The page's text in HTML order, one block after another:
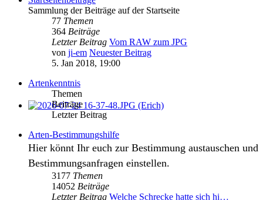
Sammlung der Beiträge auf der Startseite
77 Themen
364 Beiträge
Letzter Beitrag Vom RAW zum JPG
von ji-em Neuester Beitrag
5. Jan 2018, 19:00
Artenkenntnis
Themen
Beiträge
Letzter Beitrag
Arten-Bestimmungshilfe
Hier könnt Ihr euch zur Bestimmung austauschen und
Bestimmungsanfragen einstellen.
3177 Themen
14052 Beiträge
Letzter Beitrag Welche Schrecke hatte sich hi…